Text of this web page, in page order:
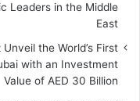
Leaders in the Middle
East
the World’s First
with an Investment
Value of AED 30 Billion